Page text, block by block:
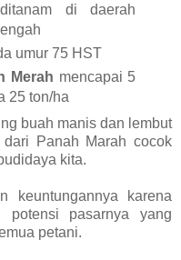
di daerah
umur 75 HST
Merah mencapai 5
25 ton/ha
buah manis dan lembut
Panah Marah cocok
kita.
keuntungannya karena
pasarnya yang
petani.